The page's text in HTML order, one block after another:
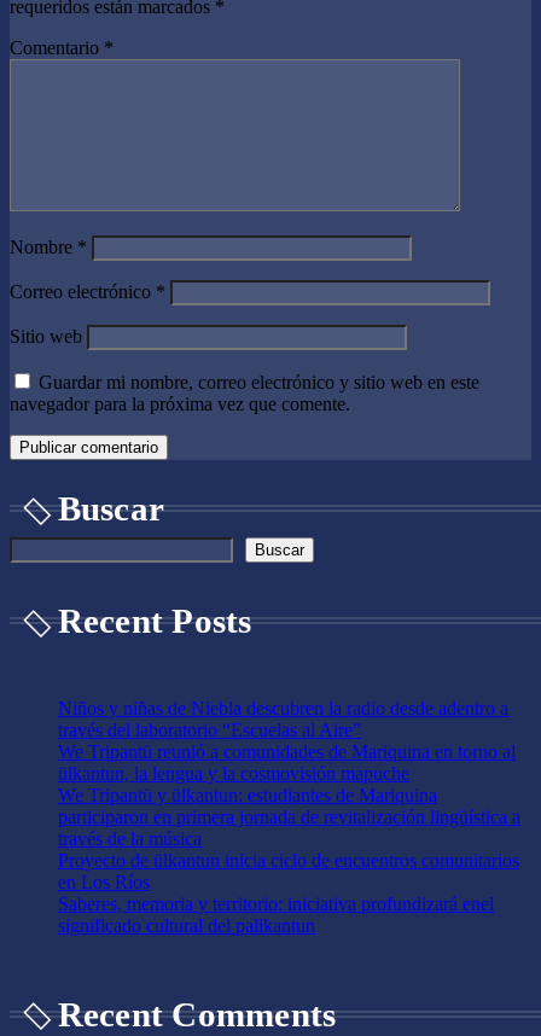
requeridos están marcados *
Comentario *
Nombre *
Correo electrónico *
Sitio web
Guardar mi nombre, correo electrónico y sitio web en este
navegador para la próxima vez que comente.
Buscar
Buscar
Recent Posts
Niños y niñas de Niebla descubren la radio desde adentro a
través del laboratorio “Escuelas al Aire”
We Tripantü reunió a comunidades de Mariquina en torno al
ülkantun, la lengua y la cosmovisión mapuche
We Tripantü y ülkantun: estudiantes de Mariquina
participaron en primera jornada de revitalización lingüística a
través de la música
Proyecto de ülkantun inicia ciclo de encuentros comunitarios
en Los Ríos
Saberes, memoria y territorio: iniciativa profundizará enel
significado cultural del palikantun
Recent Comments